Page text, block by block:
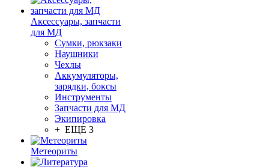
Аксессуары, запчасти
для МД
Сумки, рюкзаки
Наушники
Чехлы
Аккумуляторы,
зарядки, боксы
Инструменты
Запчасти для МД
Экипировка
+ ЕЩЕ 3
Метеориты